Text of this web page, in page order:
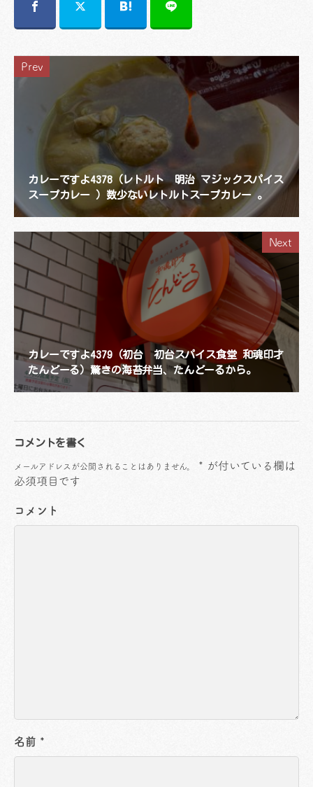
Prev
カレーですよ4378（レトルト 明治 マジックスパイス
スープカレー ）数少ないレトルトスープカレー 。
Next
カレーですよ4379（初台 初台スパイス食堂 和魂印才
たんどーる）驚きの海苔弁当、たんどーるから。
コメントを書く
メールアドレスが公開されることはありません。 * が付いている欄は
必須項目です
コメント
名前 *